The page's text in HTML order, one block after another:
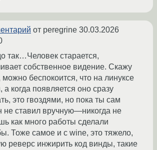
от peregrine 30.03.2026
так…Человек старается,
собственное видение. Скажу
беспокоится, что на линуксе
а когда появляется оно сразу
это гвоздями, но пока ты сам
не ставил вручную—никогда не
как много работы сделали
Тоже самое и с wine, это тяжело,
реверс инжирить код винды, такие